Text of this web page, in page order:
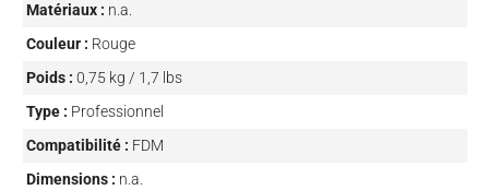
Matériaux : n.a.
Couleur : Rouge
Poids : 0,75 kg / 1,7 lbs
Type : Professionnel
Compatibilité : FDM
Dimensions : n.a.